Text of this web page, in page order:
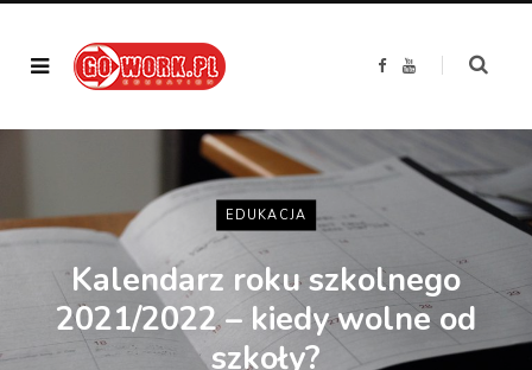
F
b
o
k
Y
u
e
EDUKACJA
Kalendarz roku szkolnego
2021/2022 – kiedy wolne od
szkoły?